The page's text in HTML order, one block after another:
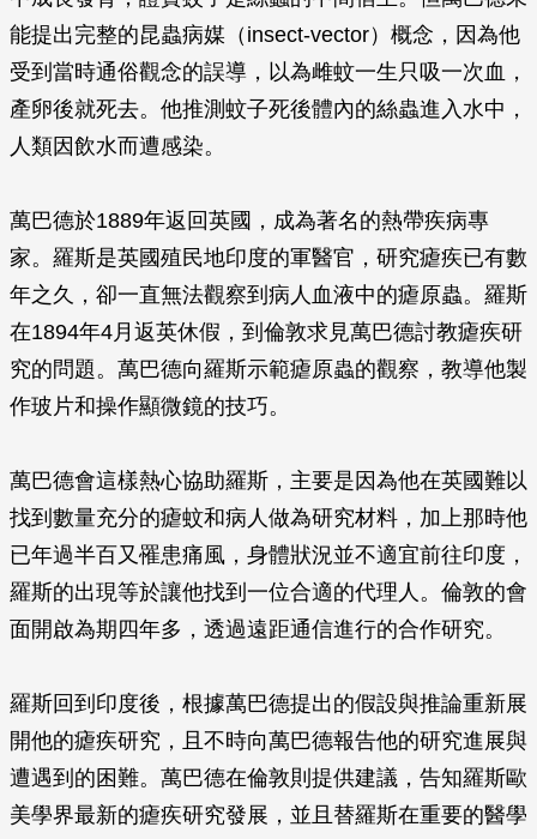
能提出完整的昆蟲病媒（insect-vector）概念，因為他
受到當時通俗觀念的誤導，以為雌蚊一生只吸一次血，
產卵後就死去。他推測蚊子死後體內的絲蟲進入水中，
人類因飲水而遭感染。
萬巴德於1889年返回英國，成為著名的熱帶疾病專
家。羅斯是英國殖民地印度的軍醫官，研究瘧疾已有數
年之久，卻一直無法觀察到病人血液中的瘧原蟲。羅斯
在1894年4月返英休假，到倫敦求見萬巴德討教瘧疾研
究的問題。萬巴德向羅斯示範瘧原蟲的觀察，教導他製
作玻片和操作顯微鏡的技巧。
萬巴德會這樣熱心協助羅斯，主要是因為他在英國難以
找到數量充分的瘧蚊和病人做為研究材料，加上那時他
已年過半百又罹患痛風，身體狀況並不適宜前往印度，
羅斯的出現等於讓他找到一位合適的代理人。倫敦的會
面開啟為期四年多，透過遠距通信進行的合作研究。
羅斯回到印度後，根據萬巴德提出的假設與推論重新展
開他的瘧疾研究，且不時向萬巴德報告他的研究進展與
遭遇到的困難。萬巴德在倫敦則提供建議，告知羅斯歐
美學界最新的瘧疾研究發展，並且替羅斯在重要的醫學